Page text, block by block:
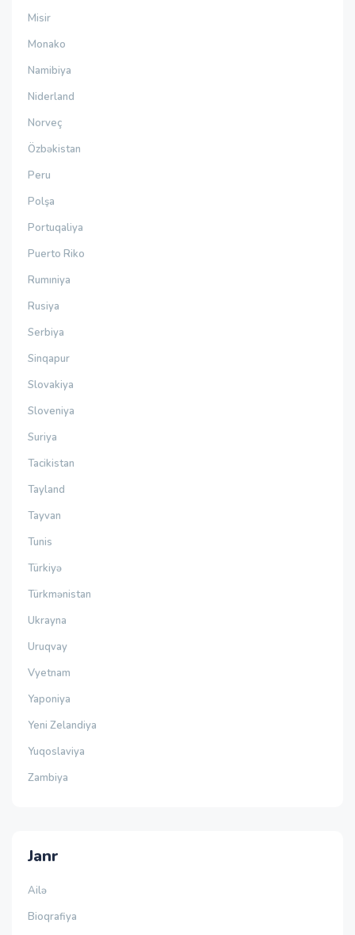
Misir
Monako
Namibiya
Niderland
Norveç
Özbəkistan
Peru
Polşa
Portuqaliya
Puerto Riko
Rumıniya
Rusiya
Serbiya
Sinqapur
Slovakiya
Sloveniya
Suriya
Tacikistan
Tayland
Tayvan
Tunis
Türkiyə
Türkmənistan
Ukrayna
Uruqvay
Vyetnam
Yaponiya
Yeni Zelandiya
Yuqoslaviya
Zambiya
Janr
Ailə
Bioqrafiya